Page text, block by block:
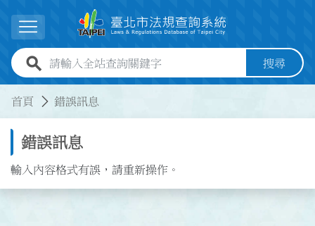
展開選單
全站查詢關鍵字欄位 搜尋
首頁 錯誤訊息
錯誤訊息
輸入內容格式有誤，請重新操作。